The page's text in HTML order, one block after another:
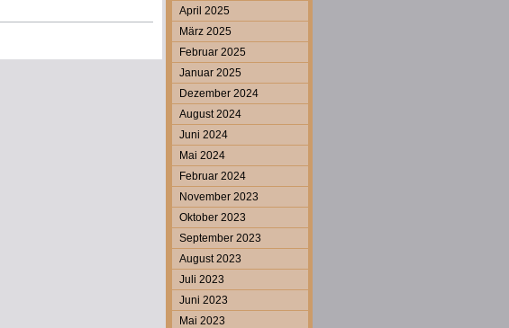
April 2025
März 2025
Februar 2025
Januar 2025
Dezember 2024
August 2024
Juni 2024
Mai 2024
Februar 2024
November 2023
Oktober 2023
September 2023
August 2023
Juli 2023
Juni 2023
Mai 2023